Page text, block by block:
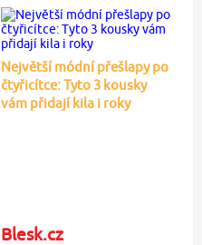
Největší módní přešlapy po
čtyřicítce: Tyto 3 kousky
vám přidají kila i roky
Blesk.cz